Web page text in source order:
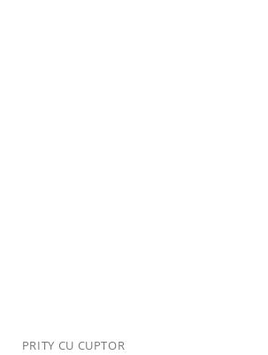
PRITY CU CUPTOR